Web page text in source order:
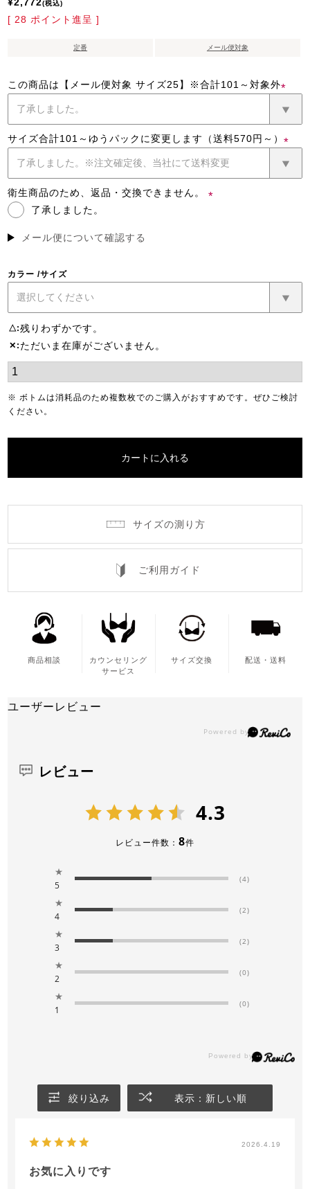
税込
[ 28 ポイント進呈 ]
定番 メール便対象
この商品は【メール便対象 サイズ25】※合計101～対象外
(必
須)
サイズ合計101～ゆうパックに変更します（送料570円～）
(必
須)
衛生商品のため、返品・交換できません。
了承しました。
メール便について確認する
カラー サイズ
△ 残りわずかです。
✕ ただいま在庫がございません。
※ ボトムは消耗品のため複数枚でのご購入がおすすめです。ぜひご検討
ください。
カートに入れる
サイズの測り方
ご利用ガイド
商品相談
カウンセリング
サービス
サイズ交換 配送・送料
ユーザーレビュー
レビュー
4.3
レビュー件数： 8件
★
5
(4)
★
4
(2)
★
3
(2)
★
2
(0)
★
1
(0)
絞り込み 表示：新しい順
2026.4.19
お気に入りです